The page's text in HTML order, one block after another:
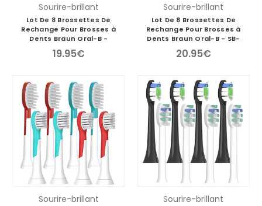
Sourire-brillant
Lot De 8 Brossettes De
Rechange Pour Brosses à
Dents Braun Oral-B -
EB58X/EB18-P
19.95€
Sourire-brillant
Lot De 8 Brossettes De
Rechange Pour Brosses à
Dents Braun Oral-B - SB-
25A/EB25-P
20.95€
Sourire-brillant Sourire-brillant